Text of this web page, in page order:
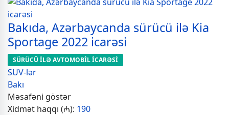
Bakıda, Azərbaycanda sürücü ilə Kia
Sportage 2022 icarəsi
SÜRÜCÜ İLƏ AVTOMOBİL İCARƏSİ
SUV-lər
Bakı
Məsafəni göstər
Xidmət haqqı (₼): 190